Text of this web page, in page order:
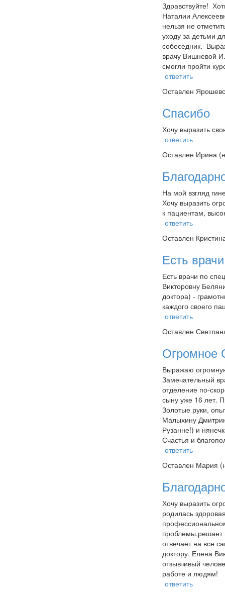
Здравствуйте!
Наталии
нельзя не
уходу за детьми
собеседник.
врачу Вишневой
смогли пройти
ответить
Оставлен
Спасибо
Хочу выразить
ответить
Оставлен Ирина
На мой взгляд
Хочу выразить
к пациентам,
ответить
Оставлен
Есть
Есть врачи по
Викторовну
доктора) -
каждого своего
ответить
Оставлен
Выражаю
Замечательный
отделение по-
сыну уже 16 лет.
Золотые руки,
Малыхину
Рузанне!) и
Счастья и
ответить
Оставлен Мария
Хочу выразить
родилась
проблемы,решает
‎отвечает на все
доктору. Елена
отзывчивый
работе и людям!
ответить